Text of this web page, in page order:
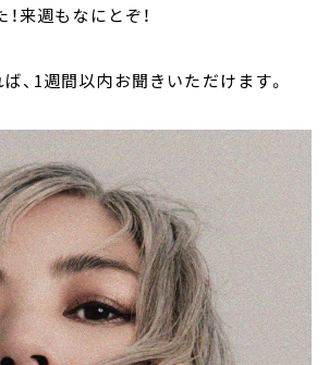
来週もなにとぞ！
、1週間以内お聞きいただけます。